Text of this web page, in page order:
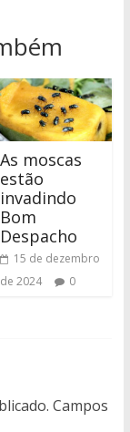
As moscas
estão
invadindo
Bom
Despacho
15 de dezembro
de 2024
0
Campos